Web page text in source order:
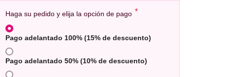
Haga su pedido y elija la opción de pago *
Pago adelantado 100% (15% de descuento)
Pago adelantado 50% (10% de descuento)